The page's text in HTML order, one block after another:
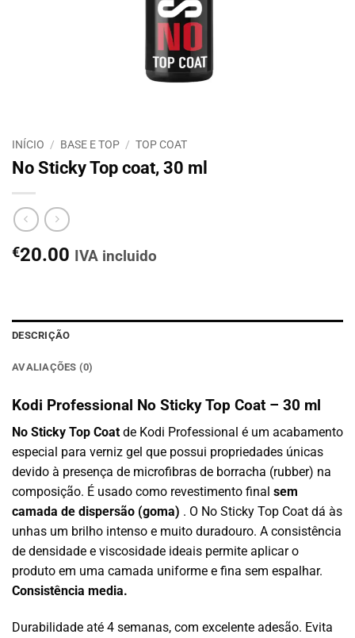
INÍCIO / BASE E TOP / TOP COAT
No Sticky Top coat, 30 ml
€20.00 IVA incluido
DESCRIÇÃO
AVALIAÇÕES (0)
Kodi Professional No Sticky Top Coat – 30 ml
No Sticky Top Coat de Kodi Professional é um acabamento
especial para verniz gel que possui propriedades únicas
devido à presença de microfibras de borracha (rubber) na
composição. É usado como revestimento final sem
camada de dispersão (goma) . O No Sticky Top Coat dá às
unhas um brilho intenso e muito duradouro. A consistência
de densidade e viscosidade ideais permite aplicar o
produto em uma camada uniforme e fina sem espalhar.
Consistência media.
Durabilidade até 4 semanas, com excelente adesão. Evita